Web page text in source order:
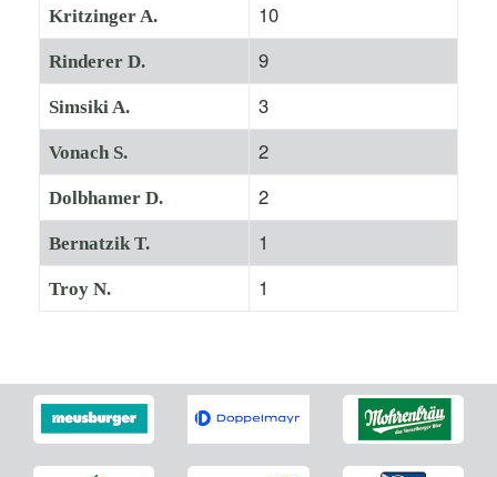
Kritzinger A. 10
Rinderer D. 9
Simsiki A. 3
Vonach S. 2
Dolbhamer D. 2
Bernatzik T. 1
Troy N. 1